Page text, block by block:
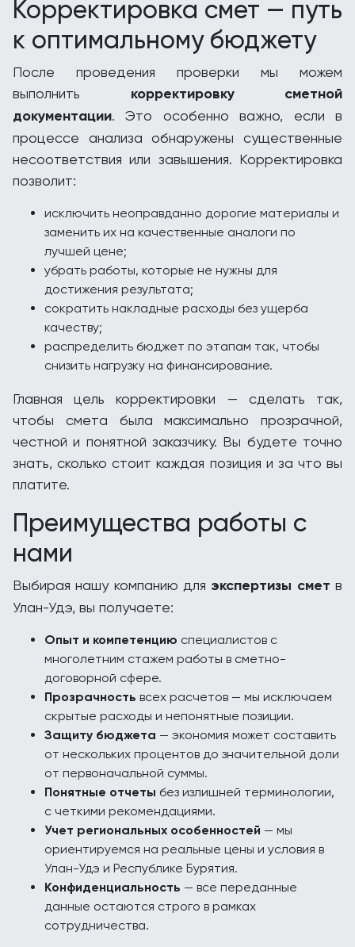
Корректировка смет — путь
к оптимальному бюджету
После проведения проверки мы можем
выполнить корректировку сметной
документации. Это особенно важно, если в
процессе анализа обнаружены существенные
несоответствия или завышения. Корректировка
позволит:
исключить неоправданно дорогие материалы и
заменить их на качественные аналоги по
лучшей цене;
убрать работы, которые не нужны для
достижения результата;
сократить накладные расходы без ущерба
качеству;
распределить бюджет по этапам так, чтобы
снизить нагрузку на финансирование.
Главная цель корректировки — сделать так,
чтобы смета была максимально прозрачной,
честной и понятной заказчику. Вы будете точно
знать, сколько стоит каждая позиция и за что вы
платите.
Преимущества работы с
нами
Выбирая нашу компанию для экспертизы смет в
Улан-Удэ, вы получаете:
Опыт и компетенцию специалистов с
многолетним стажем работы в сметно-
договорной сфере.
Прозрачность всех расчетов — мы исключаем
скрытые расходы и непонятные позиции.
Защиту бюджета — экономия может составить
от нескольких процентов до значительной доли
от первоначальной суммы.
Понятные отчеты без излишней терминологии,
с четкими рекомендациями.
Учет региональных особенностей — мы
ориентируемся на реальные цены и условия в
Улан-Удэ и Республике Бурятия.
Конфиденциальность — все переданные
данные остаются строго в рамках
сотрудничества.